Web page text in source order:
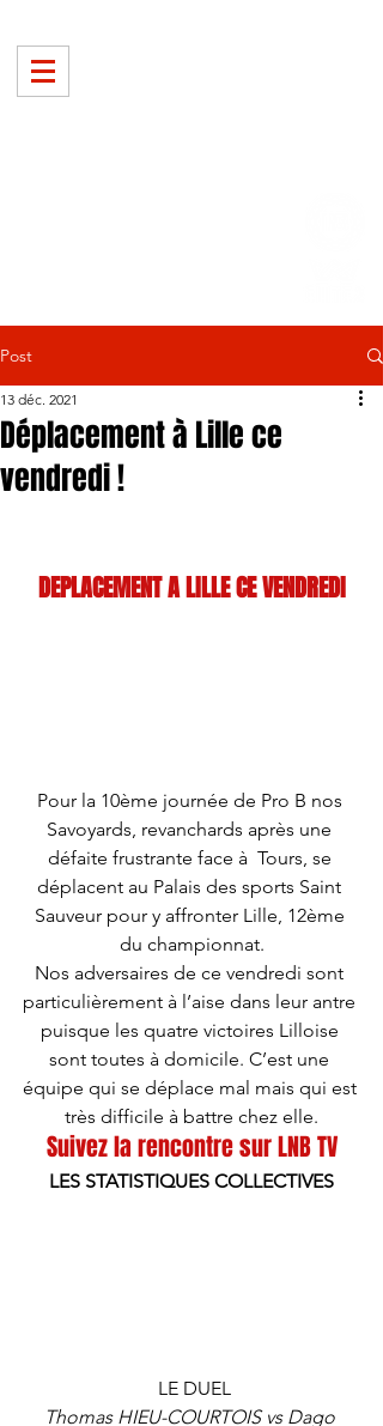
Post
Déplacement à Lille ce
vendredi !
13 déc. 2021
DEPLACEMENT A LILLE CE VENDREDI
Pour la 10ème journée de Pro B nos
Savoyards, revanchards après une
défaite frustrante face à  Tours, se
déplacent au Palais des sports Saint
Sauveur pour y affronter Lille, 12ème
du championnat.
Nos adversaires de ce vendredi sont
particulièrement à l’aise dans leur antre
puisque les quatre victoires Lilloise
sont toutes à domicile. C’est une
équipe qui se déplace mal mais qui est
très difficile à battre chez elle.
Suivez la rencontre sur LNB TV
LES STATISTIQUES COLLECTIVES
LE DUEL
Thomas HIEU-COURTOIS vs Dago